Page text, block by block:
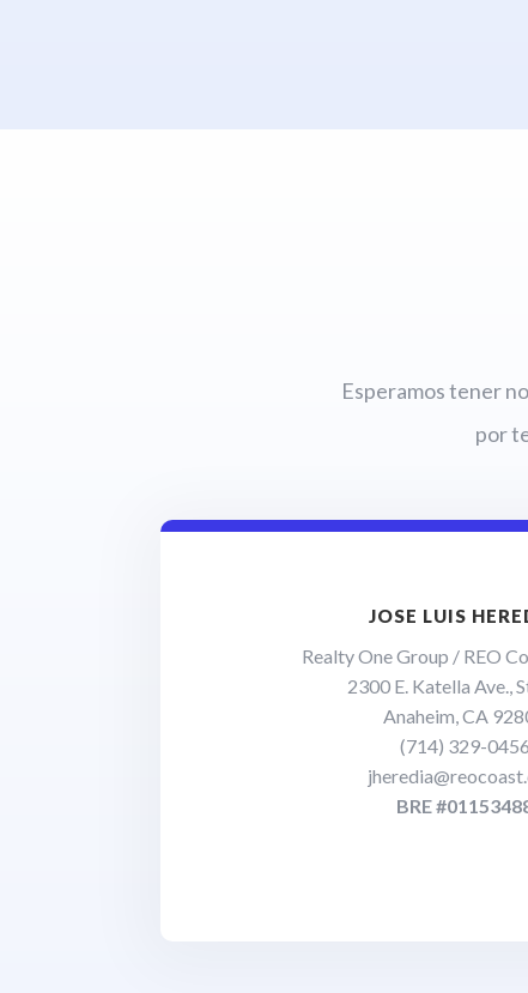
Esperamos tener
por
JOSE LUIS
Realty One Group / REO
2300 E. Katella Ave.,
Anaheim, CA
(714) 329-0456
BRE